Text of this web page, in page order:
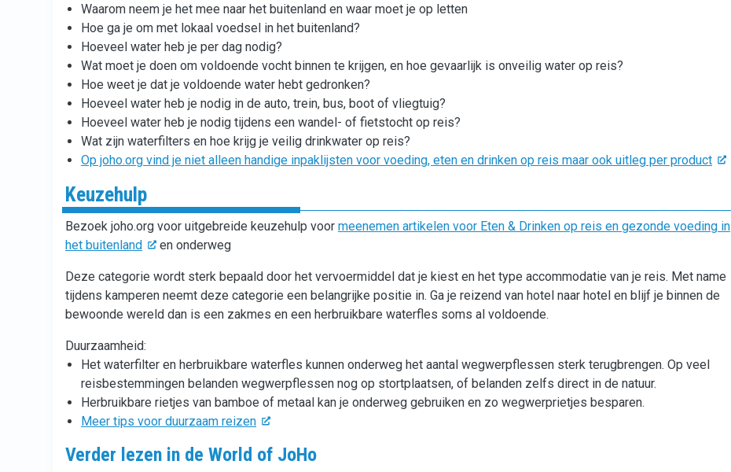
Waarom neem je het mee naar het buitenland en waar moet je op letten
Hoe ga je om met lokaal voedsel in het buitenland?
Hoeveel water heb je per dag nodig?
Wat moet je doen om voldoende vocht binnen te krijgen, en hoe gevaarlijk is onveilig water op reis?
Hoe weet je dat je voldoende water hebt gedronken?
Hoeveel water heb je nodig in de auto, trein, bus, boot of vliegtuig?
Hoeveel water heb je nodig tijdens een wandel- of fietstocht op reis?
Wat zijn waterfilters en hoe krijg je veilig drinkwater op reis?
Op joho.org vind je niet alleen handige inpaklijsten voor voeding, eten en drinken op reis maar ook uitleg per product
Keuzehulp
Bezoek joho.org voor uitgebreide keuzehulp voor meenemen artikelen voor Eten & Drinken op reis en gezonde voeding in
het buitenland
en onderweg
Deze categorie wordt sterk bepaald door het vervoermiddel dat je kiest en het type accommodatie van je reis. Met name
tijdens kamperen neemt deze categorie een belangrijke positie in. Ga je reizend van hotel naar hotel en blijf je binnen de
bewoonde wereld dan is een zakmes en een herbruikbare waterfles soms al voldoende.
Duurzaamheid:
Het waterfilter en herbruikbare waterfles kunnen onderweg het aantal wegwerpflessen sterk terugbrengen. Op veel
reisbestemmingen belanden wegwerpflessen nog op stortplaatsen, of belanden zelfs direct in de natuur.
Herbruikbare rietjes van bamboe of metaal kan je onderweg gebruiken en zo wegwerprietjes besparen.
Meer tips voor duurzaam reizen
Verder lezen in de World of JoHo